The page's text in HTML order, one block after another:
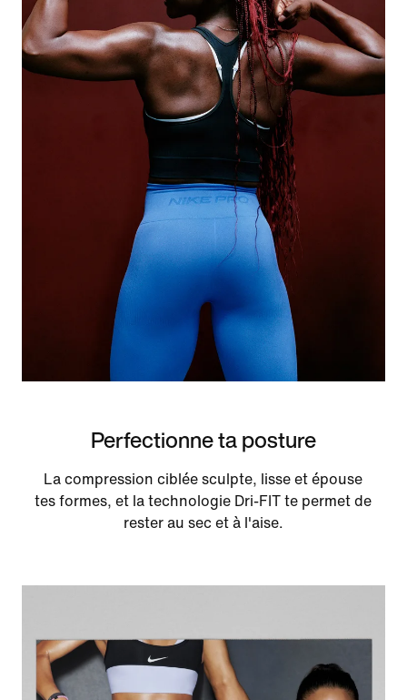
Perfectionne ta posture
La compression ciblée sculpte, lisse et épouse
tes formes, et la technologie Dri-FIT te permet de
rester au sec et à l'aise.